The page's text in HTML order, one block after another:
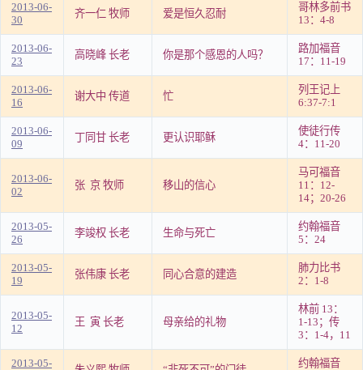
2013-06-
30
齐一仁 牧师 爱是恒久忍耐
哥林多前书
13：4-8
2013-06-
23
高晓峰 长老 你是那个感恩的人吗？
路加福音
17：11-19
2013-06-
16
谢大中 传道 忙
列王记上
6:37-7:1
2013-06-
09
丁同甘 长老 更认识耶稣
使徒行传
4：11-20
2013-06-
02
张 京 牧师 移山的信心
马可福音
11：12-
14；20-26
2013-05-
26
李竣权 长老 生命与死亡
约翰福音
5：24
2013-05-
19
张伟康 长老 同心合意的建造
肺力比书
2：1-8
2013-05-
12
王 寅 长老 母亲给的礼物
林前 13：
1-13；传
3：1-4，11
2013-05-
约翰福音